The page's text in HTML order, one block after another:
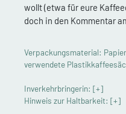
wollt (etwa für eure
doch in den Kommentar
Verpackungsmaterial:
verwendete
Inverkehrbringerin: [+]
Hinweis zur Haltbarkeit: [+]